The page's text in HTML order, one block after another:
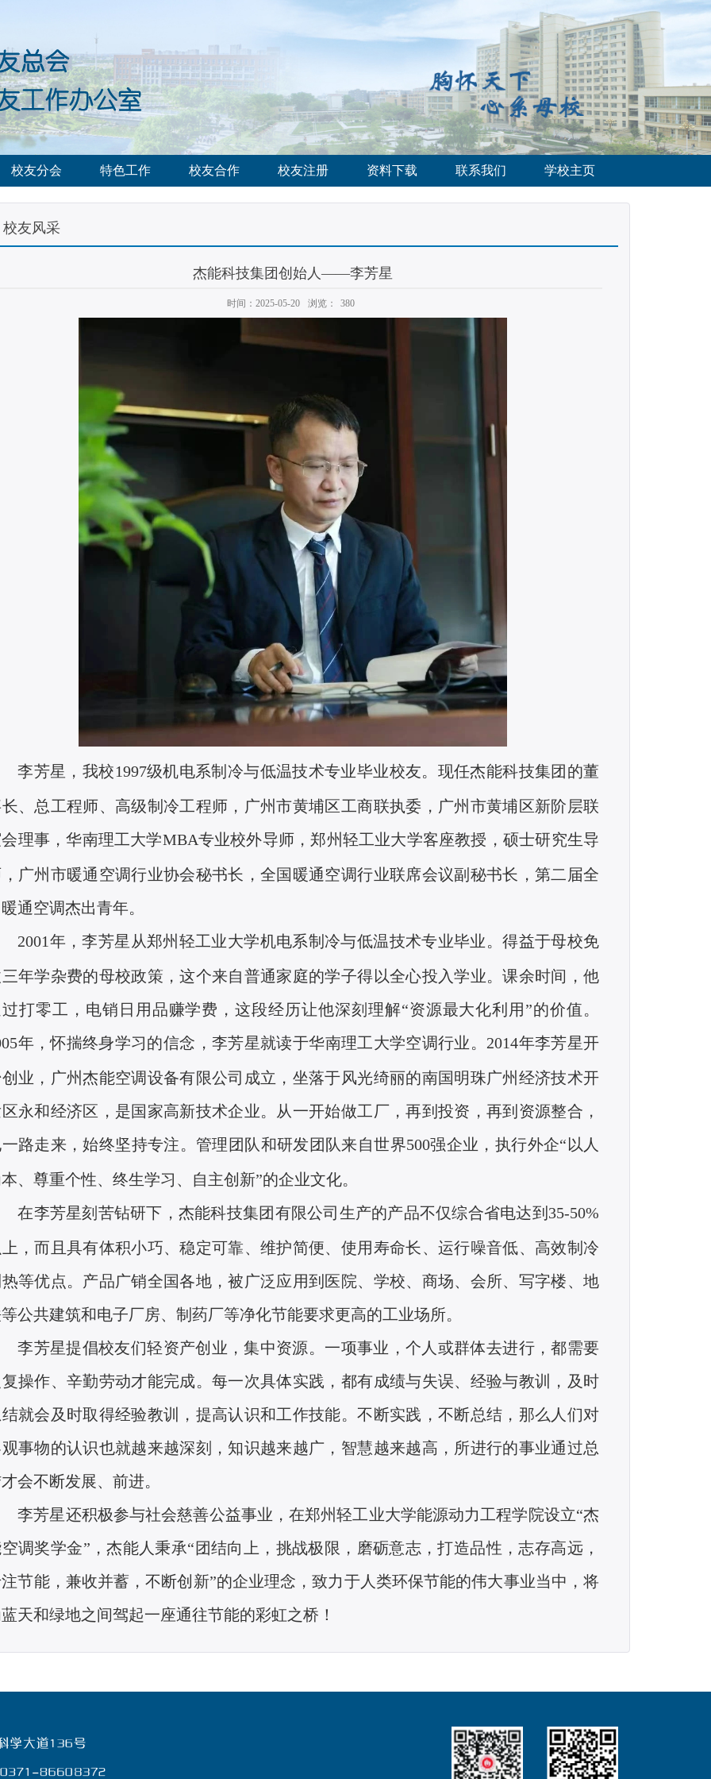
校友分会 特色工作 校友合作 校友注册 资料下载 联系我们 学校主页
校友风采
杰能科技集团创始人——李芳星
时间：2025-05-20 浏览： 380
李芳星，我校1997级机电系制冷与低温技术专业毕业校友。现任杰能科技集团的董
、总工程师、高级制冷工程师，广州市黄埔区工商联执委，广州市黄埔区新阶层联
理事，华南理工大学MBA专业校外导师，郑州轻工业大学客座教授，硕士研究生导
广州市暖通空调行业协会秘书长，全国暖通空调行业联席会议副秘书长，第二届全
通空调杰出青年。
2001年，李芳星从郑州轻工业大学机电系制冷与低温技术专业毕业。得益于母校免
年学杂费的母校政策，这个来自普通家庭的学子得以全心投入学业。课余时间，他
打零工，电销日用品赚学费，这段经历让他深刻理解“资源最大化利用”的价值。
年，怀揣终身学习的信念，李芳星就读于华南理工大学空调行业。 2014年李芳星开
业，广州杰能空调设备有限公司成立，坐落于风光绮丽的南国明珠广州经济技术开
永和经济区，是国家高新技术企业。从一开始做工厂，再到投资，再到资源整合，
路走来，始终坚持专注。管理团队和研发团队来自世界500强企业，执行外企“以人
、尊重个性、终生学习、自主创新”的企业文化。
在李芳星刻苦钻研下，杰能科技集团有限公司生产的产品不仅综合省电达到 35-50%
，而且具有体积小巧、稳定可靠、维护简便、使用寿命长、运行噪音低、高效制冷
等优点。产品广销全国各地，被广泛应用到医院、学校、商场、会所、写字楼、地
公共建筑和电子厂房、制药厂等净化节能要求更高的工业场所。
李芳星提倡校友们轻资产创业，集中资源。一项事业，个人或群体去进行，都需要
操作、辛勤劳动才能完成。每一次具体实践，都有成绩与失误、经验与教训，及时
就会及时取得经验教训，提高认识和工作技能。不断实践，不断总结，那么人们对
事物的认识也就越来越深刻，知识越来越广，智慧越来越高，所进行的事业通过总
会不断发展、前进。
李芳星还积极参与社会慈善公益事业，在郑州轻工业大学能源动力工程学院设立“杰
调奖学金”，杰能人秉承“团结向上，挑战极限，磨砺意志，打造品性，志存高远，
节能，兼收并蓄，不断创新”的企业理念，致力于人类环保节能的伟大事业当中，将
天和绿地之间驾起一座通往节能的彩虹之桥！